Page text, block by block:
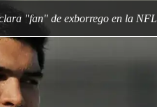
"fan" de exborrego en la NFL